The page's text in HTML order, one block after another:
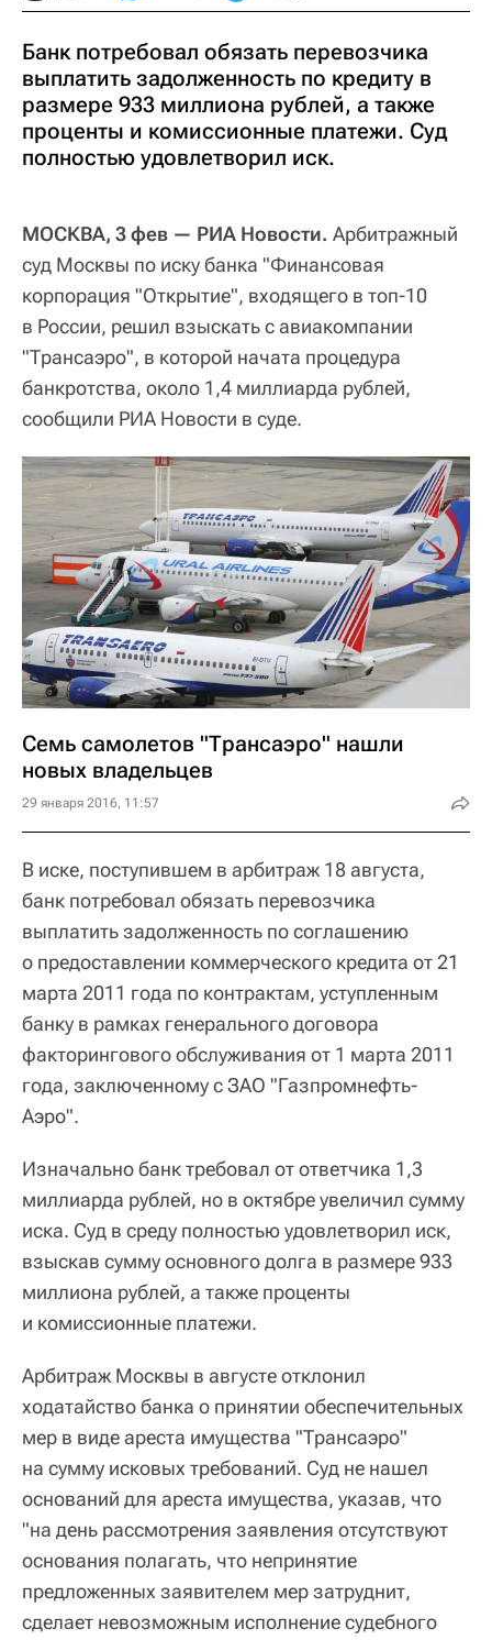
Банк потребовал обязать перевозчика
выплатить задолженность по кредиту в
размере 933 миллиона рублей, а также
проценты и комиссионные платежи. Суд
полностью удовлетворил иск.
МОСКВА, 3 фев — РИА Новости. Арбитражный
суд Москвы по иску банка "Финансовая
корпорация "Открытие", входящего в топ-10
в России, решил взыскать с авиакомпании
"Трансаэро", в которой начата процедура
банкротства, около 1,4 миллиарда рублей,
сообщили РИА Новости в суде.
Семь самолетов "Трансаэро" нашли
новых владельцев
29 января 2016, 11:57
В иске, поступившем в арбитраж 18 августа,
банк потребовал обязать перевозчика
выплатить задолженность по соглашению
о предоставлении коммерческого кредита от 21
марта 2011 года по контрактам, уступленным
банку в рамках генерального договора
факторингового обслуживания от 1 марта 2011
года, заключенному с ЗАО "Газпромнефть-
Аэро".
Изначально банк требовал от ответчика 1,3
миллиарда рублей, но в октябре увеличил сумму
иска. Суд в среду полностью удовлетворил иск,
взыскав сумму основного долга в размере 933
миллиона рублей, а также проценты
и комиссионные платежи.
Арбитраж Москвы в августе отклонил
ходатайство банка о принятии обеспечительных
мер в виде ареста имущества "Трансаэро"
на сумму исковых требований. Суд не нашел
оснований для ареста имущества, указав, что
"на день рассмотрения заявления отсутствуют
основания полагать, что непринятие
предложенных заявителем мер затруднит,
сделает невозможным исполнение судебного